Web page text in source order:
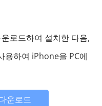
로드하여 설치한 다음,
용하여 iPhone을 PC에
운로드